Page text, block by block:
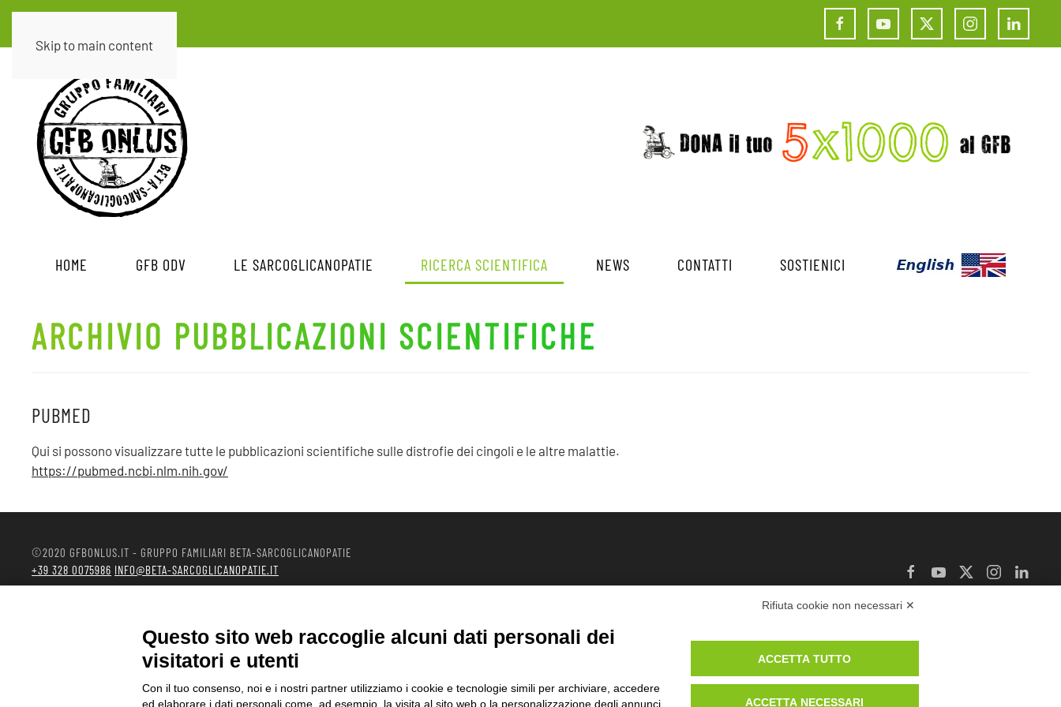
Skip to main content
HOME GFB ODV LE SARCOGLICANOPATIE RICERCA SCIENTIFICA NEWS CONTATTI SOSTIENICI
ARCHIVIO PUBBLICAZIONI SCIENTIFICHE
PUBMED
Qui si possono visualizzare tutte le pubblicazioni scientifiche sulle distrofie dei cingoli e le altre malattie.
https://pubmed.ncbi.nlm.nih.gov/
©2020 GFBONLUS.IT - GRUPPO FAMILIARI BETA-SARCOGLICANOPATIE
+39 328 0075986 INFO@BETA-SARCOGLICANOPATIE.IT
COOKIE POLICY
Rifiuta cookie non necessari ✕
Questo sito web raccoglie alcuni dati personali dei
visitatori e utenti
Con il tuo consenso, noi e i nostri partner utilizziamo i cookie e tecnologie simili per archiviare, accedere
ed elaborare i dati personali come, ad esempio, la visita al sito web o la personalizzazione degli annunci.
ACCETTA TUTTO
ACCETTA NECESSARI